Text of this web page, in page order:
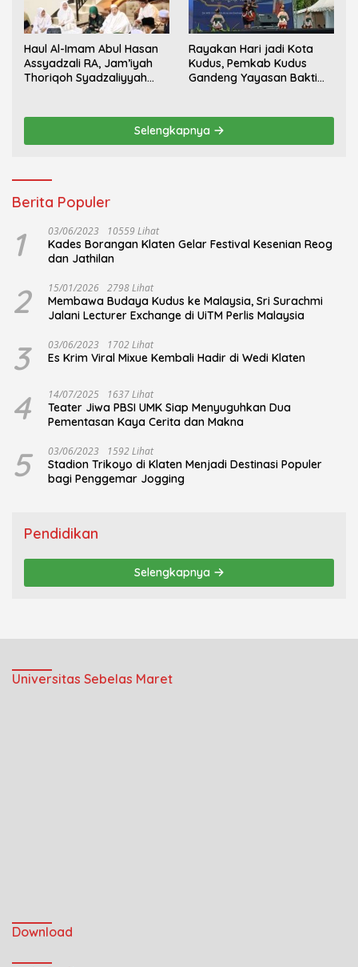
Haul Al-Imam Abul Hasan
Assyadzali RA, Jam’iyah
Thoriqoh Syadzaliyyah
Rayakan Hari jadi Kota
Kudus, Pemkab Kudus
Gandeng Yayasan Bakti
Selengkapnya
Berita Populer
1 03/06/2023 10559 Lihat
Kades Borangan Klaten Gelar Festival Kesenian Reog
dan Jathilan
2 15/01/2026 2798 Lihat
Membawa Budaya Kudus ke Malaysia, Sri Surachmi
Jalani Lecturer Exchange di UiTM Perlis Malaysia
3 03/06/2023 1702 Lihat
Es Krim Viral Mixue Kembali Hadir di Wedi Klaten
4 14/07/2025 1637 Lihat
Teater Jiwa PBSI UMK Siap Menyuguhkan Dua
Pementasan Kaya Cerita dan Makna
5 03/06/2023 1592 Lihat
Stadion Trikoyo di Klaten Menjadi Destinasi Populer
bagi Penggemar Jogging
Pendidikan
Selengkapnya
Universitas Sebelas Maret
Download